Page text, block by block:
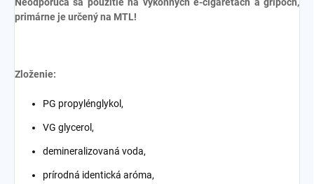
Neodporúča sa použitie na výkonných e-cigaretách a gripoch,
primárne je určený na MTL!
Zloženie:
PG propylénglykol,
VG glycerol,
demineralizovaná voda,
prírodná identická aróma,